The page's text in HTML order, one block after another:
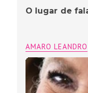
O lugar de
AMARO LEANDRO